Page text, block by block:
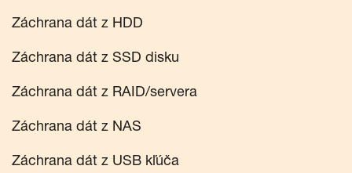
Záchrana dát z HDD
Záchrana dát z SSD disku
Záchrana dát z RAID/servera
Záchrana dát z NAS
Záchrana dát z USB kľúča